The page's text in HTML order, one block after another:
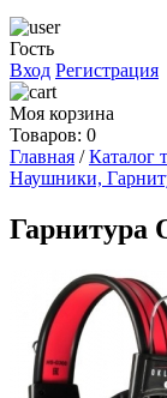
Гость
Вход Регистрация
Моя корзина
Товаров: 0
Главная /Каталог
Наушники,
Гарнитура